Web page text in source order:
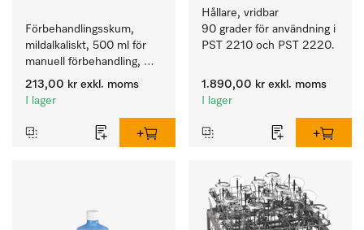
Förbehandlingsskum,
mildalkaliskt, 500 ml för
manuell förbehandling,
enzymatiskt.
213,00 kr exkl. moms
I lager
Hållare, vridbar
90 grader för användning i
PST 2210 och PST 2220.
1.890,00 kr exkl. moms
I lager